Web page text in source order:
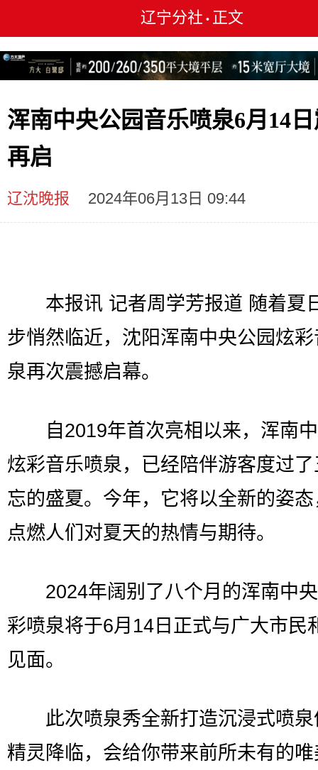
辽宁分社 • 正文
浑南中央公园音乐喷泉6月14
再启
辽沈晚报 2024年06月13日 09:44
本报讯 记者周学芳报道 随着夏
步悄然临近，沈阳浑南中央公园炫
泉再次震撼启幕。
自2019年首次亮相以来，浑南
炫彩音乐喷泉，已经陪伴游客度过
忘的盛夏。今年，它将以全新的姿
点燃人们对夏天的热情与期待。
2024年阔别了八个月的浑南中
彩喷泉将于6月14日正式与广大市民
见面。
此次喷泉秀全新打造沉浸式喷泉
精灵降临，会给你带来前所未有的